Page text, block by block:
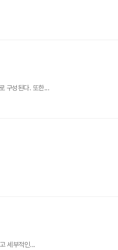
구성된다. 또한...
세부적인...